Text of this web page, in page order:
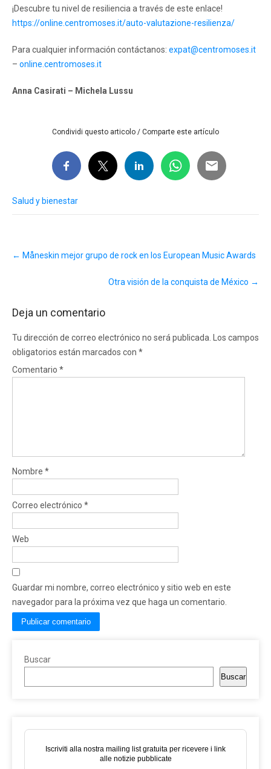
¡Descubre tu nivel de resiliencia a través de este enlace!
https://online.centromoses.it/auto-valutazione-resilienza/
Para cualquier información contáctanos: expat@centromoses.it
– online.centromoses.it
Anna Casirati – Michela Lussu
Condividi questo articolo / Comparte este artículo
Salud y bienestar
navigation
← Måneskin mejor grupo de rock en los European Music Awards
Otra visión de la conquista de México →
Deja un comentario
Tu dirección de correo electrónico no será publicada.
Los campos
obligatorios están marcados con *
Comentario *
Nombre *
Correo electrónico *
Web
Guardar mi nombre, correo electrónico y sitio web en este
navegador para la próxima vez que haga un comentario.
Buscar
Buscar
Iscriviti alla nostra mailing list gratuita per ricevere i link
alle notizie pubblicate